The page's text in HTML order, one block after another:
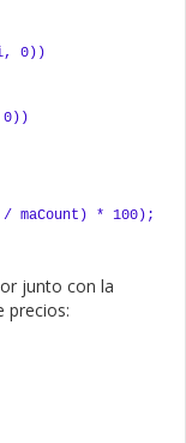
0))
/ maCount) * 100);
junto con la
precios: